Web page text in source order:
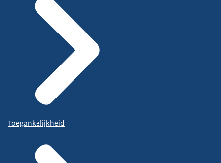
Toegankelijkheid